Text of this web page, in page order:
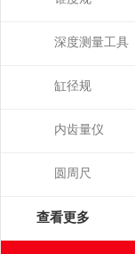
深度测量工具
缸径规
内齿量仪
圆周尺
查看更多